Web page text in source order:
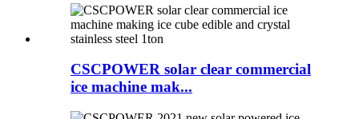
CSCPOWER solar clear commercial
ice machine mak...